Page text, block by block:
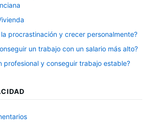
procrastinación y crecer personalmente?
un trabajo con un salario más alto?
profesional y conseguir trabajo estable?